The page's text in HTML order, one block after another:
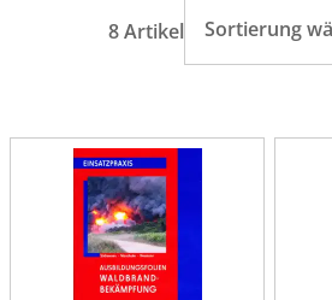
8 Artikel Sortierung